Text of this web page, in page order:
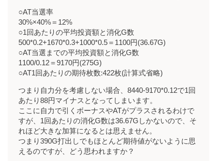
○AT当選率
30%×40%＝12%
○1回あたりの平均投資額と消化G数
500*0.2+1670*0.3+1000*0.5＝1100円(36.67G)
○AT当選までの平均投資額と消化G数
1100/0.12＝9170円(275G)
○AT1回あたりの期待枚数:422枚(計算式省略)
つまり自力分を考慮しない場合、8440-9170*0.12で1回
あたり88円マイナスとなってしまいます。
ここに自力で引くボーナスやATがプラスされるわけで
すが、1回あたりの消化G数は36.67Gしかないので、そ
れほど大きな加算になるとは思えません。
つまり390G打出しでもほとんど期待値がないように思
えるのですが、どう思われますか？